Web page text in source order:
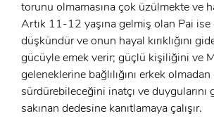
GIRIŞ YAP
E-Posta:
ÜYE OL
Ad Soyad:
E-Posta:
torunu olmamasına çok üzülmekte ve
Artık 11-12 yaşına gelmiş olan Pai
düşkündür ve onun hayal kırıklığını
gücüyle emek verir; güçlü kişiliğini ve
geleneklerine bağlılığını erkek olmadan
sürdürebileceğini inatçı ve duygularını
sakınan dedesine kanıtlamaya çalışır.